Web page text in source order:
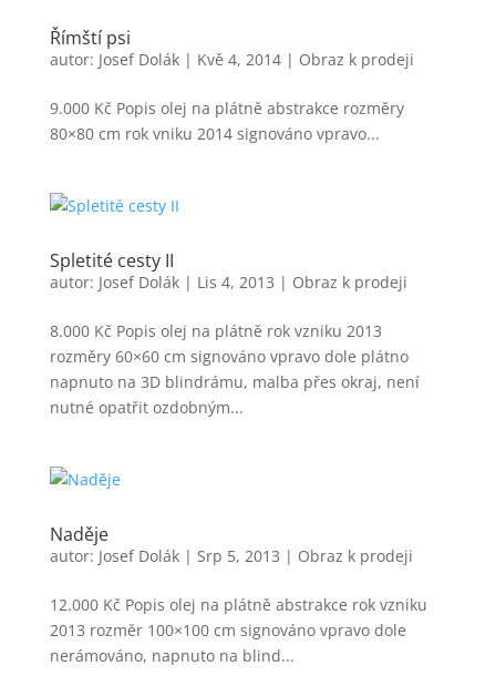
Římští psi
autor: Josef Dolák| Kvě 4, 2014| Obraz k prodeji
9.000 Kč Popis olej na plátně abstrakce rozměry
80×80 cm rok vniku 2014 signováno vpravo...
Spletité cesty II
autor: Josef Dolák| Lis 4, 2013 | Obraz k prodeji
8.000 Kč Popis olej na plátně rok vzniku 2013
rozměry 60×60 cm signováno vpravo dole plátno
napnuto na 3D blindrámu, malba přes okraj, není
nutné opatřit ozdobným...
Naděje
autor: Josef Dolák| Srp 5, 2013 | Obraz k prodeji
12.000 Kč Popis olej na plátně abstrakce rok vzniku
2013 rozměr 100×100 cm signováno vpravo dole
nerámováno, napnuto na blind...